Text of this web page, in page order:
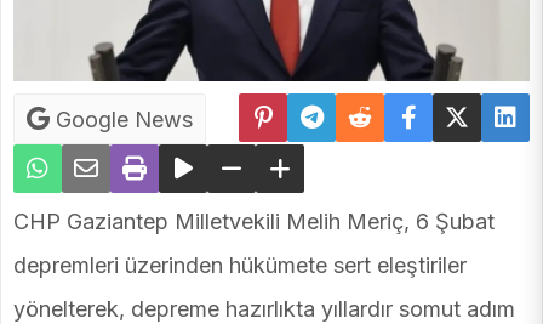
Google News
CHP Gaziantep Milletvekili Melih Meriç, 6 Şubat
depremleri üzerinden hükümete sert eleştiriler
yönelterek, depreme hazırlıkta yıllardır somut adım